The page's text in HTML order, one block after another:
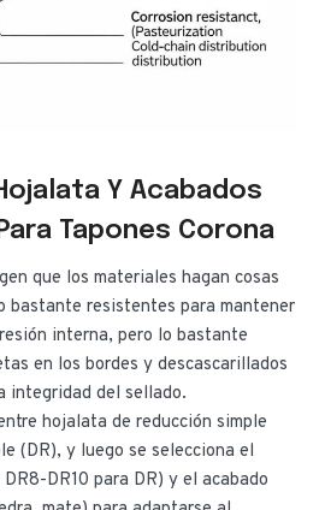
Y Acabados
Tapones Corona
que los materiales hagan cosas
bastante resistentes para mantener
interna, pero lo bastante
en los bordes y descascarillados
integridad del sellado.
hojalata de reducción simple
(DR), y luego se selecciona el
DR10 para DR) y el acabado